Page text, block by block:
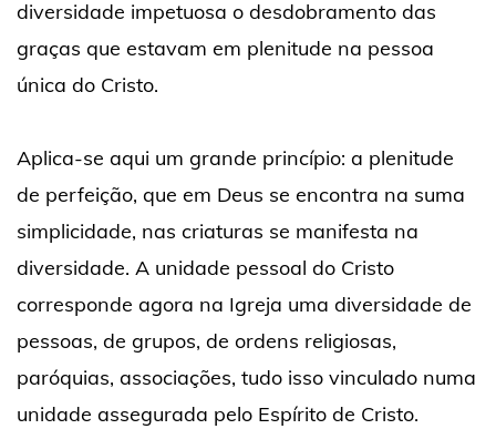
diversidade impetuosa o desdobramento das
graças que estavam em plenitude na pessoa
única do Cristo.
Aplica-se aqui um grande princípio: a plenitude
de perfeição, que em Deus se encontra na suma
simplicidade, nas criaturas se manifesta na
diversidade. A unidade pessoal do Cristo
corresponde agora na Igreja uma diversidade de
pessoas, de grupos, de ordens religiosas,
paróquias, associações, tudo isso vinculado numa
unidade assegurada pelo Espírito de Cristo.